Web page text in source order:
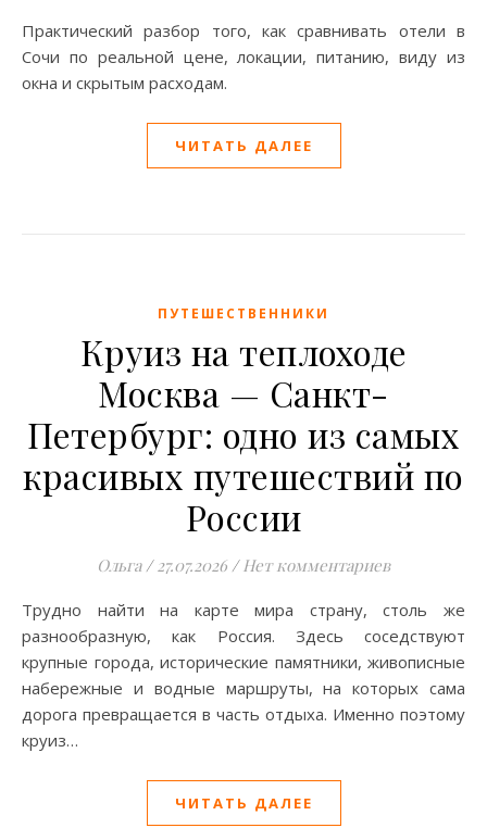
Практический разбор того, как сравнивать отели в
Сочи по реальной цене, локации, питанию, виду из
окна и скрытым расходам.
ЧИТАТЬ ДАЛЕЕ
ПУТЕШЕСТВЕННИКИ
Круиз на теплоходе
Москва — Санкт-
Петербург: одно из самых
красивых путешествий по
России
Ольга / 27.07.2026 / Нет комментариев
Трудно найти на карте мира страну, столь же
разнообразную, как Россия. Здесь соседствуют
крупные города, исторические памятники, живописные
набережные и водные маршруты, на которых сама
дорога превращается в часть отдыха. Именно поэтому
круиз…
ЧИТАТЬ ДАЛЕЕ